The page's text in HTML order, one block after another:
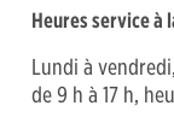
Heures service à
Lundi à vendredi,
de 9 h à 17 h,